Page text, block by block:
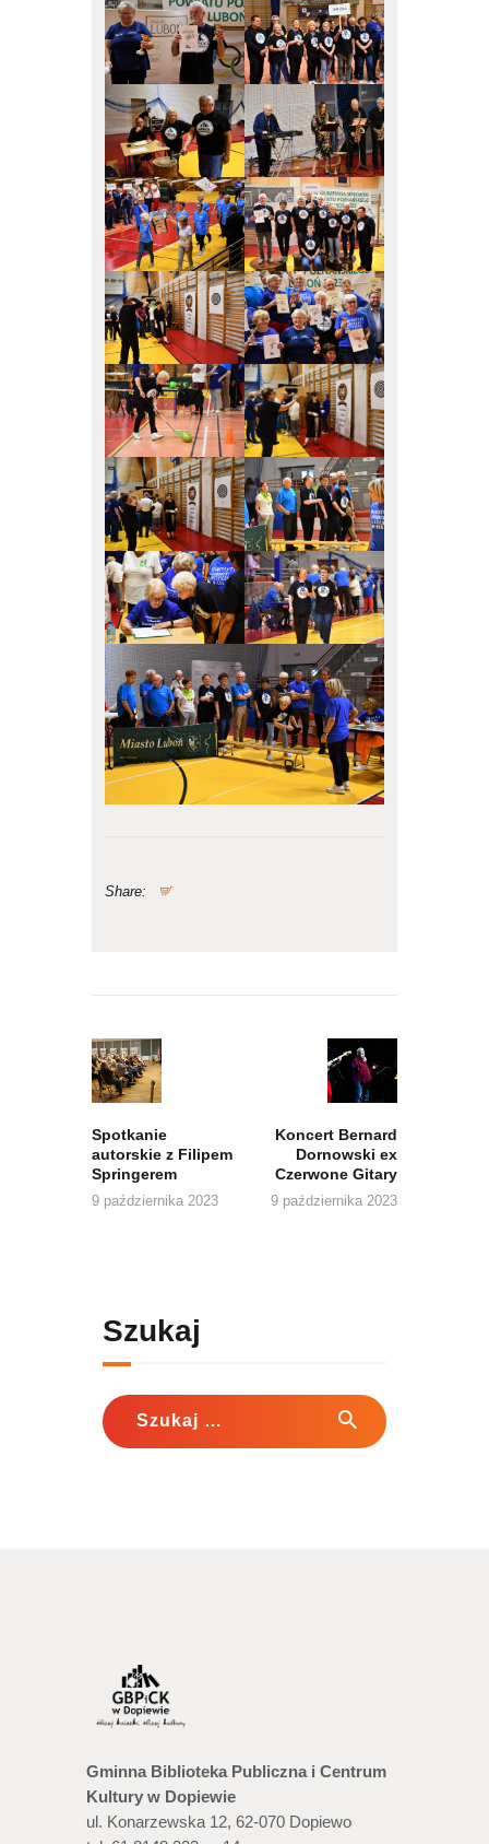
Share:
wpisu
Spotkanie
autorskie z Filipem
Springerem
9 października 2023
Koncert Bernard
Dornowski ex
Czerwone Gitary
9 października 2023
Szukaj
Szukaj:
Gminna Biblioteka Publiczna i Centrum
Kultury w Dopiewie
ul. Konarzewska 12, 62-070 Dopiewo